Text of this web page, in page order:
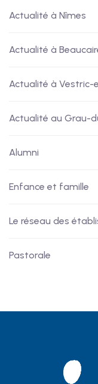
Actualité à Nîmes
Actualité à
Actualité à Vestric-
Actualité au Grau-
Alumni
Enfance et famille
Le réseau des
Pastorale